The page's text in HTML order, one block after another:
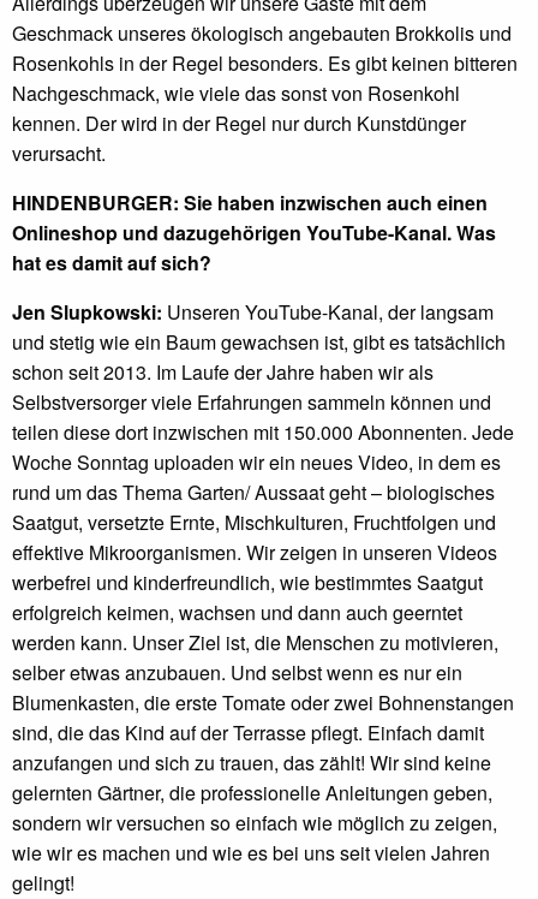
Geschmack unseres ökologisch angebauten Brokkolis und
Rosenkohls in der Regel besonders. Es gibt keinen bitteren
Nachgeschmack, wie viele das sonst von Rosenkohl
kennen. Der wird in der Regel nur durch Kunstdünger
verursacht.
HINDENBURGER: Sie haben inzwischen auch einen
Onlineshop und dazugehörigen YouTube-Kanal. Was
hat es damit auf sich?
Jen Slupkowski: Unseren YouTube-Kanal, der langsam
und stetig wie ein Baum gewachsen ist, gibt es tatsächlich
schon seit 2013. Im Laufe der Jahre haben wir als
Selbstversorger viele Erfahrungen sammeln können und
teilen diese dort inzwischen mit 150.000 Abonnenten. Jede
Woche Sonntag uploaden wir ein neues Video, in dem es
rund um das Thema Garten/ Aussaat geht – biologisches
Saatgut, versetzte Ernte, Mischkulturen, Fruchtfolgen und
effektive Mikroorganismen. Wir zeigen in unseren Videos
werbefrei und kinderfreundlich, wie bestimmtes Saatgut
erfolgreich keimen, wachsen und dann auch geerntet
werden kann. Unser Ziel ist, die Menschen zu motivieren,
selber etwas anzubauen. Und selbst wenn es nur ein
Blumenkasten, die erste Tomate oder zwei Bohnenstangen
sind, die das Kind auf der Terrasse pflegt. Einfach damit
anzufangen und sich zu trauen, das zählt! Wir sind keine
gelernten Gärtner, die professionelle Anleitungen geben,
sondern wir versuchen so einfach wie möglich zu zeigen,
wie wir es machen und wie es bei uns seit vielen Jahren
gelingt!